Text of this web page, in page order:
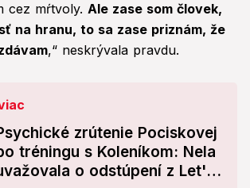
cez mŕtvoly. Ale zase som človek,
na hranu, to sa zase priznám, že
,“ neskrývala pravdu.
zrútenie Pociskovej
tréningu s Koleníkom: Nela
o odstúpení z Let's